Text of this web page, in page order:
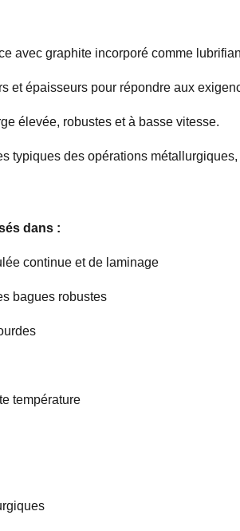
avec graphite incorporé comme
et épaisseurs pour répondre aux
élevée, robustes et à basse vitesse.
typiques des opérations
dans :
continue et de laminage
bagues robustes
température